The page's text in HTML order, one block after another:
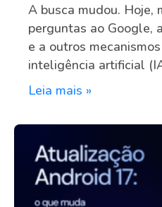
A busca mudou. Hoje,
perguntas ao Google,
e a outros
inteligência artificial
Leia mais »